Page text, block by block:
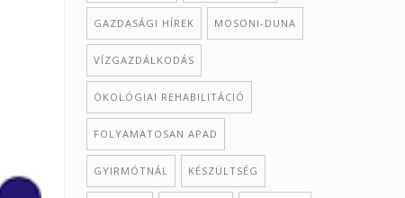
GAZDASÁGI HÍREK MOSONI-DUNA
VÍZGAZDÁLKODÁS
ÖKOLÓGIAI REHABILITÁCIÓ
FOLYAMATOSAN APAD
GYIRMÓTNÁL KÉSZÜLTSÉG